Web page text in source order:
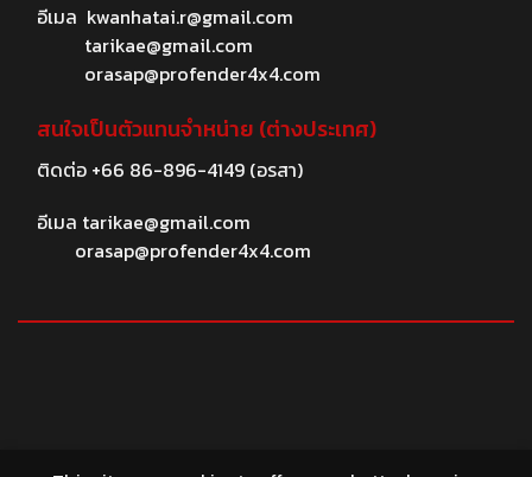
อีเมล kwanhatai.r@gmail.com
tarikae@gmail.com
orasap@profender4x4.com
สนใจเป็นตัวแทนจำหน่าย (ต่างประเทศ)
ติดต่อ +66 86-896-4149(อรสา)
อีเมล tarikae@gmail.com
orasap@profender4x4.com